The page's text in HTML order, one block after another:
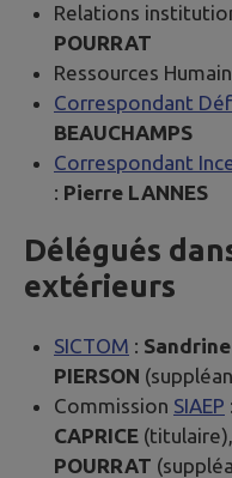
Relations
POURRAT
Ressources
Correspondant
BEAUCHAMPS
Correspondant
: Pierre LANNES
Délégués
extérieurs
SICTOM :
PIERSON
Commission SIAEP :
CAPRICE (titulaire),
POURRAT